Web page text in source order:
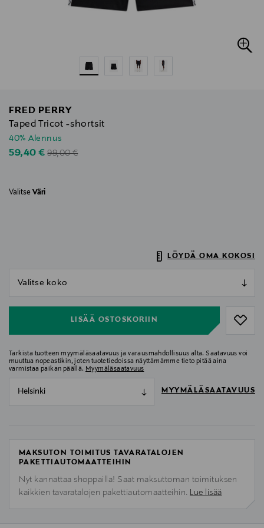
FRED PERRY
Taped Tricot -shortsit
40% Alennus
Discounted Price
59,40 €Original Price
99,00 €
Valitse Väri
LÖYDÄ OMA KOKOSI
LISÄÄ OSTOSKORIIN
Tarkista tuotteen myymäläsaatavuus ja varausmahdollisuus alta. Saatavuus voi
muuttua nopeastikin, joten tuotetiedoissa näyttämämme tieto pitää aina
varmistaa paikan päällä. Myymäläsaatavuus
Helsinki MYYMÄLÄSAATAVUUS
MAKSUTON TOIMITUS TAVARATALOJEN
PAKETTIAUTOMAATTEIHIN
Nyt kannattaa shoppailla! Saat maksuttoman toimituksen
kaikkien tavaratalojen pakettiautomaatteihin. Lue lisää